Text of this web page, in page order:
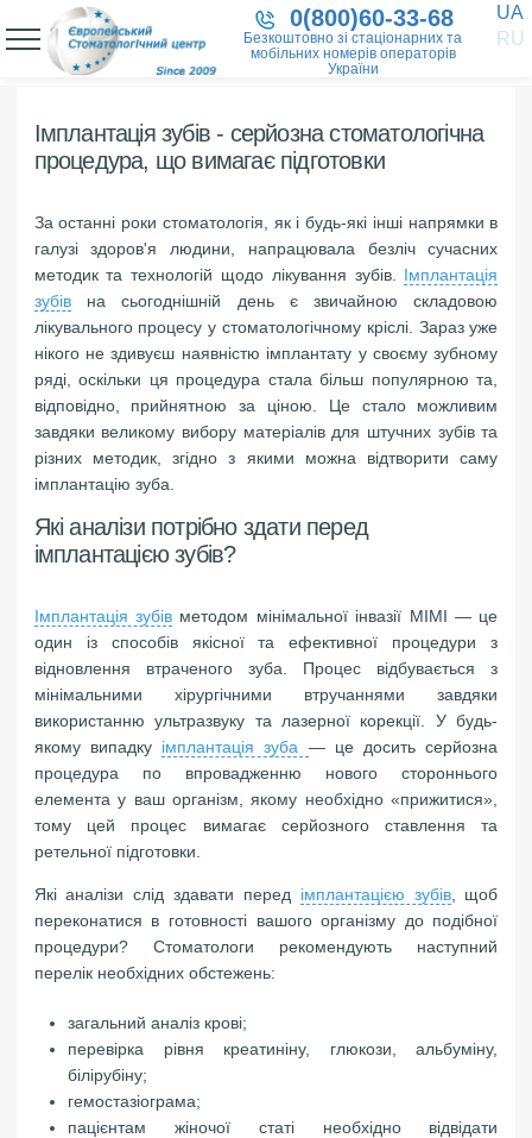
0(800)60-33-68
Безкоштовно зі стаціонарних та
мобільних номерів операторів
України
UA
RU
Імплантація зубів - серйозна стоматологічна
процедура, що вимагає підготовки
За останні роки стоматологія, як і будь-які інші напрямки в
галузі здоров'я людини, напрацювала безліч сучасних
методик та технологій щодо лікування зубів. Імплантація
зубівна сьогоднішній день є звичайною складовою
лікувального процесу у стоматологічному кріслі. Зараз уже
нікого не здивуєш наявністю імплантату у своєму зубному
ряді, оскільки ця процедура стала більш популярною та,
відповідно, прийнятною за ціною. Це стало можливим
завдяки великому вибору матеріалів для штучних зубів та
різних методик, згідно з якими можна відтворити саму
імплантацію зуба.
Які аналізи потрібно здати перед
імплантацією зубів?
Імплантація зубів методом мінімальної інвазії MIMI — це
один із способів якісної та ефективної процедури з
відновлення втраченого зуба. Процес відбувається з
мінімальними хірургічними втручаннями завдяки
використанню ультразвуку та лазерної корекції. У будь-
якому випадку імплантація зуба — це досить серйозна
процедура по впровадженню нового стороннього
елемента у ваш організм, якому необхідно «прижитися»,
тому цей процес вимагає серйозного ставлення та
ретельної підготовки.
Які аналізи слід здавати перед імплантацією зубів, щоб
переконатися в готовності вашого організму до подібної
процедури? Стоматологи рекомендують наступний
перелік необхідних обстежень:
загальний аналіз крові;
перевірка рівня креатиніну, глюкози, альбуміну,
білірубіну;
гемостазіограма;
пацієнтам жіночої статі необхідно відвідати